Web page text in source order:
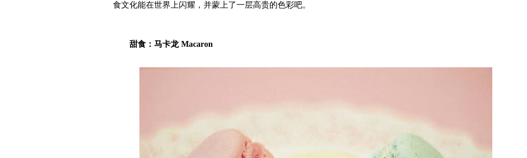
食文化能在世界上闪耀，并蒙上了一层高贵的色彩吧。
甜食：马卡龙 Macaron